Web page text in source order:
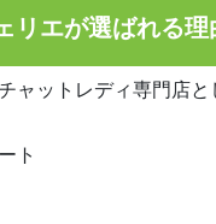
リエが選ばれる理
ャットレディ専門店と
ト